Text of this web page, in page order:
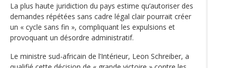
La plus haute juridiction du pays estime qu’autoriser des
demandes répétées sans cadre légal clair pourrait créer
un « cycle sans fin », compliquant les expulsions et
provoquant un désordre administratif.
Le ministre sud-africain de l’Intérieur, Leon Schreiber, a